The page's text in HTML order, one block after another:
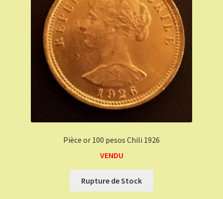
Pièce or 100 pesos Chili 1926
VENDU
Rupture de Stock